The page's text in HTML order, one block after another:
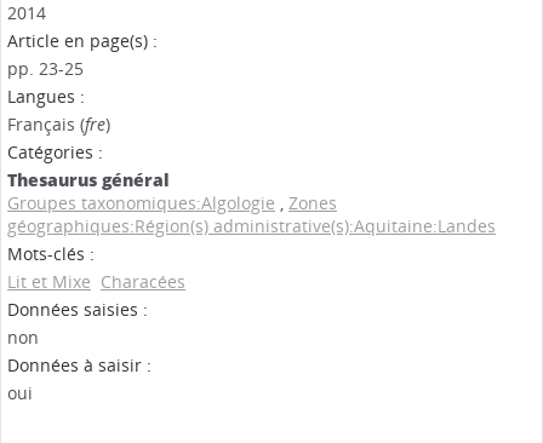
2014
Article en page(s) :
pp. 23-25
Langues :
Français (fre)
Catégories :
Thesaurus général
Groupes taxonomiques:Algologie , Zones
géographiques:Région(s) administrative(s):Aquitaine:Landes
Mots-clés :
Lit et Mixe Characées
Données saisies :
non
Données à saisir :
oui